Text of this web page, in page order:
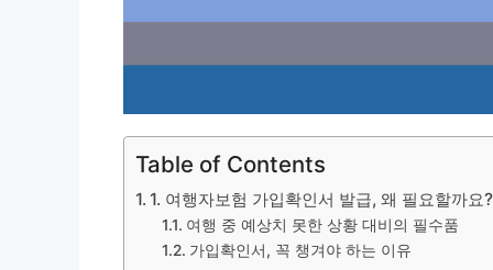
Table of Contents
1. 여행자보험 가입확인서 발급, 왜 필요할까요?
여행 중 예상치 못한 상황 대비의 필수품
가입확인서, 꼭 챙겨야 하는 이유